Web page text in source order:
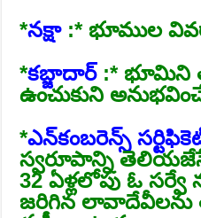
*నక్షా:* భూముల
*కబ్జాదార్‌:* భూమిని
ఉంచుకుని అనుభవించే
*ఎన్‌కంబరెన్స్‌
స్వరూపాన్ని తెలియజేసే
32 ఏళ్లలోపు ఓ
జరిగిన